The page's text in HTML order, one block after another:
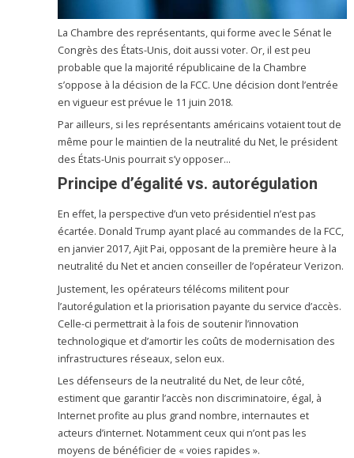
La Chambre des représentants, qui forme avec le Sénat le
Congrès des États-Unis, doit aussi voter. Or, il est peu
probable que la majorité républicaine de la Chambre
s’oppose à la décision de la FCC. Une décision dont l’entrée
en vigueur est prévue le 11 juin 2018.
Par ailleurs, si les représentants américains votaient tout de
même pour le maintien de la neutralité du Net, le président
des États-Unis pourrait s’y opposer…
Principe d’égalité vs. autorégulation
En effet, la perspective d’un veto présidentiel n’est pas
écartée. Donald Trump ayant placé au commandes de la FCC,
en janvier 2017, Ajit Pai, opposant de la première heure à la
neutralité du Net et ancien conseiller de l’opérateur Verizon.
Justement, les opérateurs télécoms militent pour
l’autorégulation et la priorisation payante du service d’accès.
Celle-ci permettrait à la fois de soutenir l’innovation
technologique et d’amortir les coûts de modernisation des
infrastructures réseaux, selon eux.
Les défenseurs de la neutralité du Net, de leur côté,
estiment que garantir l’accès non discriminatoire, égal, à
Internet profite au plus grand nombre, internautes et
acteurs d’internet. Notamment ceux qui n’ont pas les
moyens de bénéficier de « voies rapides ».